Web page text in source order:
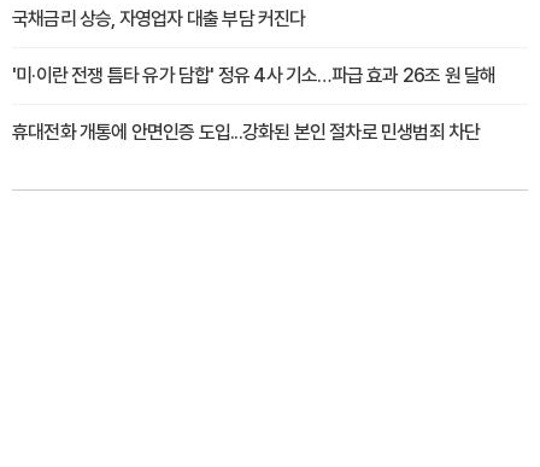
국채금리 상승, 자영업자 대출 부담 커진다
'미·이란 전쟁 틈타 유가 담합' 정유 4사 기소…파급 효과 26조 원 달해
휴대전화 개통에 안면인증 도입...강화된 본인 절차로 민생범죄 차단